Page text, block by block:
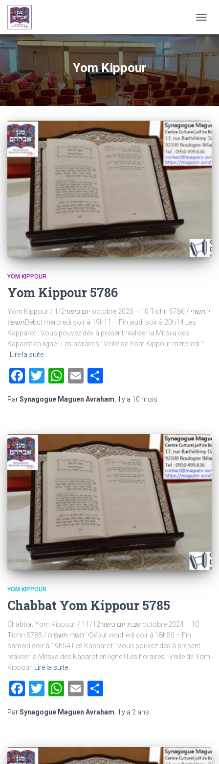
Yom Kippour
YOM KIPPOUR
Yom Kippour 5786
Yom Kippour / יום כיפור1/2 octobre 2025 – 10 Tichri 5786 / י’ תשרי
תשפ’וDébut mercredi soir à 19h11 – Fin jeudi soir à 20h14 Les
Kapparot : Vous pouvez dès à présent réaliser la Mitsva des
Kaparot en ligne ! Les horaires : Veille de Yom Kippour mercredi 1
Lire la suite
Facebook
Twitter
WhatsApp
Email
ParSynagogue Maguen Avraham , il y a 10 mois
YOM KIPPOUR
Chabbat Yom Kippour 5785
Chabbat Yom Kippour / שבת יום כיפור11/12 octobre 2024 – 10
Tichri 5785 / י’ תשרי תשפ’הDébut vendredi soir à 18h50 – Fin
samedi soir à 19h54 Les Kapparot : Vous pouvez dès à présent
réaliser la Mitsva des Kaparot en ligne ! Les horaires : Veille de Yom
Kippour Lire la suite
Facebook
TwitterWhatsApp
Email
ParSynagogue Maguen Avraham, il y a 2 ans